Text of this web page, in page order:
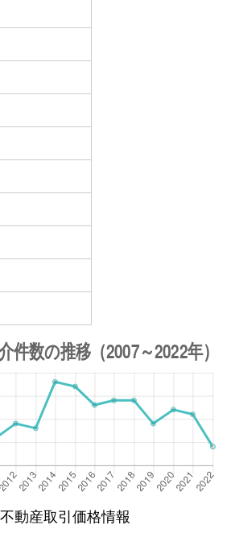
動産取引価格情報